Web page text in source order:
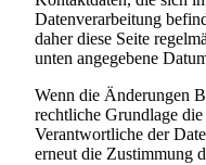
Datenverarbeitung
daher diese Seite
unten angegebene
Wenn die Änderungen
rechtliche Grundlage
Verantwortliche der
erneut die Zustimmung